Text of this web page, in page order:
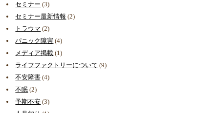
セミナー (3)
セミナー最新情報 (2)
トラウマ (2)
パニック障害 (4)
メディア掲載 (1)
ライフファクトリーについて (9)
不安障害 (4)
不眠 (2)
予期不安 (3)